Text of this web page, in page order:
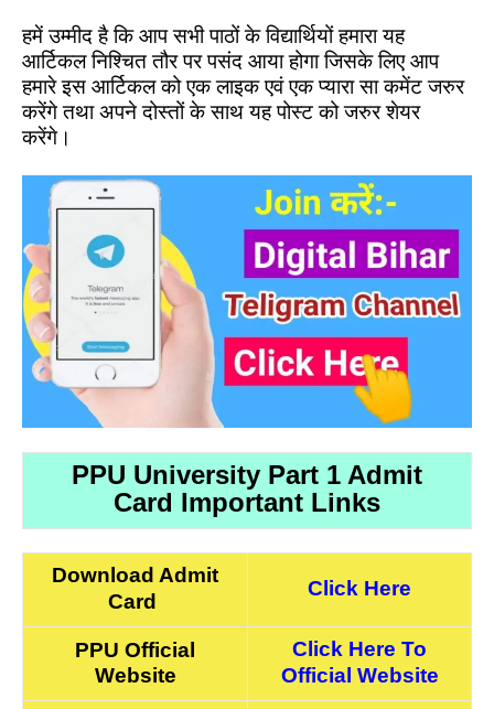
हमें उम्मीद है कि आप सभी पाठों के विद्यार्थियों हमारा यह
आर्टिकल निश्चित तौर पर पसंद आया होगा जिसके लिए आप
हमारे इस आर्टिकल को एक लाइक एवं एक प्यारा सा कमेंट जरुर
करेंगे तथा अपने दोस्तों के साथ यह पोस्ट को जरुर शेयर
करेंगे।
PPU University Part 1 Admit
Card Important Links
Download Admit
Card
Click Here
PPU Official
Website
Click Here To
Official Website